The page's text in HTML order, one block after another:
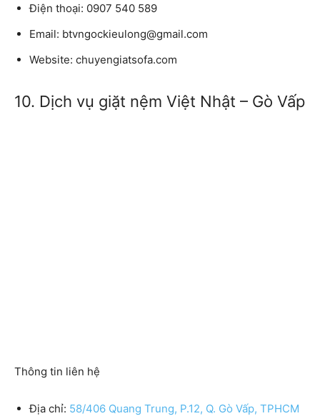
Điện thoại: 0907 540 589
Email: btvngockieulong@gmail.com
Website: chuyengiatsofa.com
10. Dịch vụ giặt nệm Việt Nhật – Gò Vấp
Thông tin liên hệ
Địa chỉ: 58/406 Quang Trung, P.12, Q. Gò Vấp, TPHCM